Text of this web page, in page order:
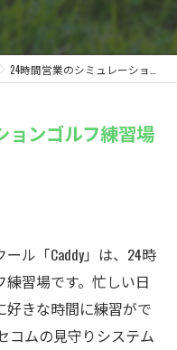
24時間営業のシミュレーションゴルフ練習場Caddyで充実の練習を
ョンゴルフ練習場
ル「Caddy」は、24時
習場です。忙しい日
好きな時間に練習がで
コムの見守りシステム